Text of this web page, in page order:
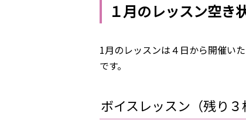
１月のレッスン空き
1月のレッスンは４日から開催い
です。
ボイスレッスン（残り３